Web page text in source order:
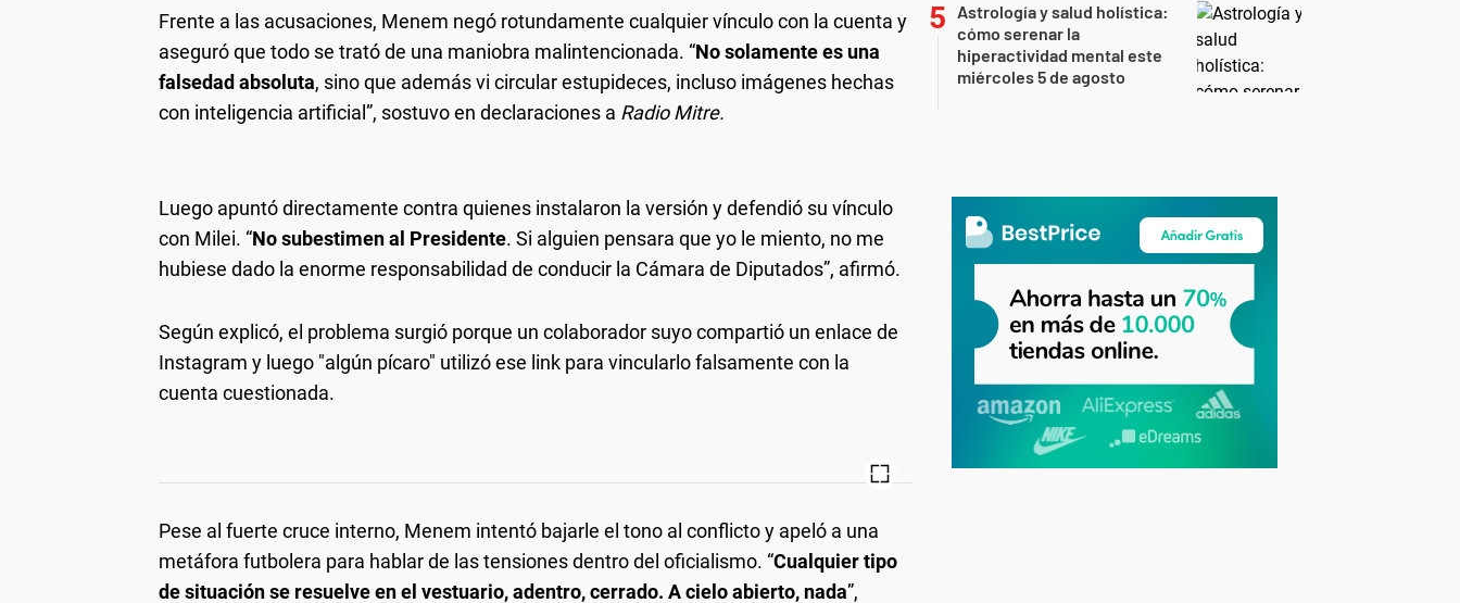
Frente a las acusaciones, Menem negó rotundamente cualquier vínculo con la cuenta y
aseguró que todo se trató de una maniobra malintencionada. “No solamente es una
falsedad absoluta, sino que además vi circular estupideces, incluso imágenes hechas
con inteligencia artificial”, sostuvo en declaraciones a Radio Mitre.
Luego apuntó directamente contra quienes instalaron la versión y defendió su vínculo
con Milei. “No subestimen al Presidente. Si alguien pensara que yo le miento, no me
hubiese dado la enorme responsabilidad de conducir la Cámara de Diputados”, afirmó.
Según explicó, el problema surgió porque un colaborador suyo compartió un enlace de
Instagram y luego "algún pícaro" utilizó ese link para vincularlo falsamente con la
cuenta cuestionada.
Pese al fuerte cruce interno, Menem intentó bajarle el tono al conflicto y apeló a una
metáfora futbolera para hablar de las tensiones dentro del oficialismo. “Cualquier tipo
de situación se resuelve en el vestuario, adentro, cerrado. A cielo abierto, nada”,
Astrología y salud holística:
cómo serenar la
hiperactividad mental este
miércoles 5 de agosto